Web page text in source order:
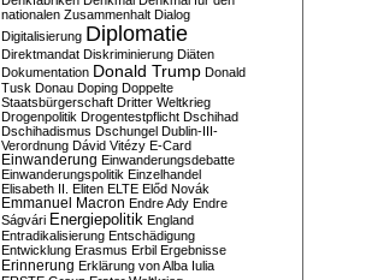
nationalen Zusammenhalt Dialog
Digitalisierung Diplomatie
Direktmandat Diskriminierung Diäten
Dokumentation Donald Trump Donald
Tusk Donau Doping Doppelte
Staatsbürgerschaft Dritter Weltkrieg
Drogenpolitik Drogentestpflicht Dschihad
Dschihadismus Dschungel Dublin-III-
Verordnung Dávid Vitézy E-Card
Einwanderung Einwanderungsdebatte
Einwanderungspolitik Einzelhandel
Elisabeth II. Eliten ELTE Előd Novák
Emmanuel Macron Endre Ady Endre
Ságvári Energiepolitik England
Entradikalisierung Entschädigung
Entwicklung Erasmus Erbil Ergebnisse
Erinnerung Erklärung von Alba Iulia